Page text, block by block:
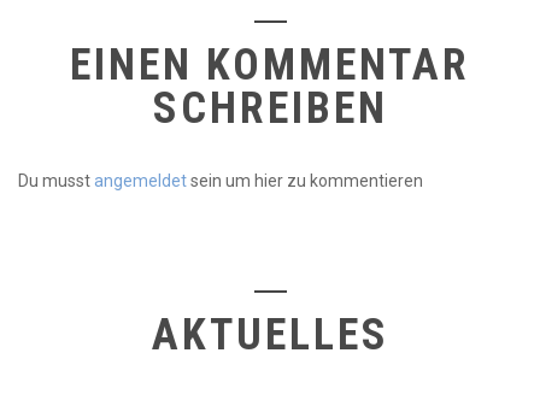
EINEN KOMMENTAR
SCHREIBEN
Du musst angemeldetsein um hier zu kommentieren
AKTUELLES